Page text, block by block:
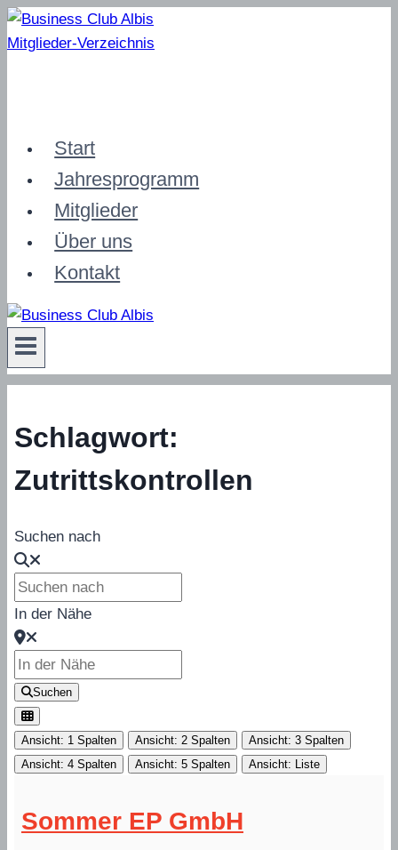
Zum
Inhalt
Mitglieder-Verzeichnis
Start
Jahresprogramm
Mitglieder
Über uns
Kontakt
Schlagwort:
Zutrittskontrollen
Suchen nach
In der Nähe
Suchen
Ansicht: 1 Spalten Ansicht: 2 Spalten
Ansicht: 3 Spalten
Ansicht: 4 Spalten
Ansicht: 5 Spalten Ansicht: Liste
Sommer EP GmbH